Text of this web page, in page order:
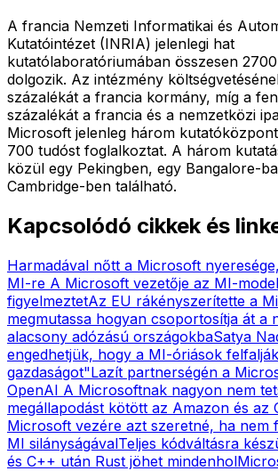
A francia Nemzeti Informatikai és
Kutatóintézet (INRIA) jelenlegi hat
kutatólaboratóriumában összesen
dolgozik. Az intézmény
százalékát a francia kormány, míg a
százalékát a francia és a nemzetközi
Microsoft jelenleg három
700 tudóst foglalkoztat. A három
közül egy Pekingben, egy Bangalore-
Cambridge-ben található.
Kapcsolódó cikkek és
Harmadával nőtt a Microsoft
MI-re A Microsoft vezetője az MI-
figyelmeztetAz EU rákényszerítette a
megmutassa hogyan csoportosítja át a
alacsony adózású országokbaSatya
engedhetjük, hogy a MI-óriások
gazdaságot"Lazít partnerségén a
OpenAI A Microsoftnak nagyon nem
megállapodást kötött az Amazon és az
Microsoft vezére azt szeretné, ha nem
MI silányságávalTeljes kódváltásra
és C++ után Rust jöhet mindenhol